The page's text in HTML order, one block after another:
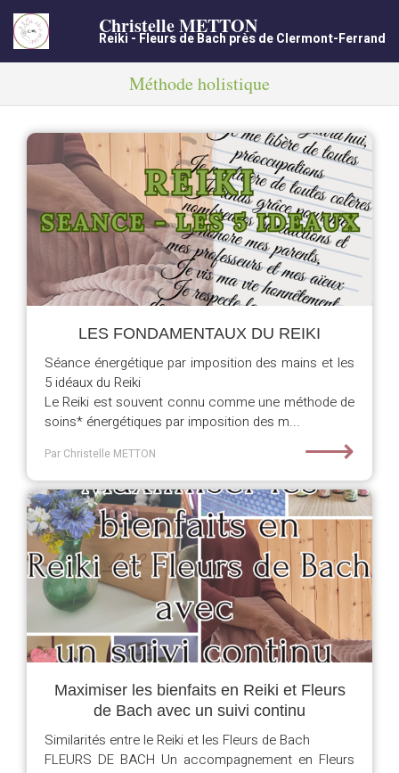
Christelle METTON
Reiki - Fleurs de Bach près de Clermont-Ferrand
Méthode holistique
LES FONDAMENTAUX DU REIKI
Séance énergétique par imposition des mains et les
5 idéaux du Reiki
Le Reiki est souvent connu comme une méthode de
soins* énergétiques par imposition des m...
Par Christelle METTON ⟶
Maximiser les bienfaits en Reiki et Fleurs
de Bach avec un suivi continu
Similarités entre le Reiki et les Fleurs de Bach
FLEURS DE BACH Un accompagnement en Fleurs